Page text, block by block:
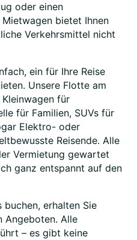
oder einen
bietet Ihnen
Verkehrsmittel nicht
ein für Ihre Reise
Unsere Flotte am
für
für Familien, SUVs für
Elektro- oder
Reisende. Alle
Vermietung gewartet
ganz entspannt auf den
buchen, erhalten Sie
Angeboten. Alle
– es gibt keine